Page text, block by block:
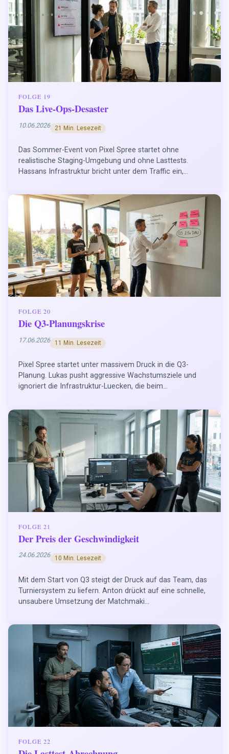
FOLGE 19
Das Live-Ops-Desaster
10.06.2026 21 Min. Lesezeit
Das Sommer-Event von Pixel Spree startet ohne
realistische Staging-Umgebung und ohne Lasttests.
Hassans Infrastruktur bricht unter dem Traffic ein,...
FOLGE 20
Die Q3-Planungskrise
17.06.2026 11 Min. Lesezeit
Pixel Spree startet unter massivem Druck in die Q3-
Planung. Lukas pusht aggressive Wachstumsziele und
ignoriert die Infrastruktur-Luecken, die beim...
FOLGE 21
Der Preis der Geschwindigkeit
24.06.2026 10 Min. Lesezeit
Mit dem Start von Q3 steigt der Druck auf das Team, das
Turniersystem zu liefern. Anton drückt auf eine schnelle,
unsaubere Umsetzung der Matchmaki...
FOLGE 22